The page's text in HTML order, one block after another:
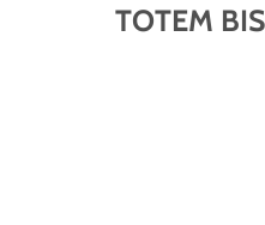
TOTEM